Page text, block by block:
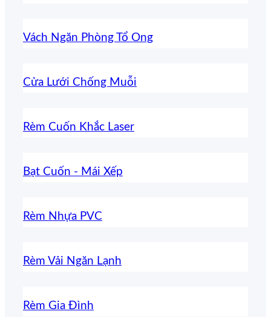
Vách Ngăn Phòng Tổ Ong
Cửa Lưới Chống Muỗi
Rèm Cuốn Khắc Laser
Bạt Cuốn - Mái Xếp
Rèm Nhựa PVC
Rèm Vải Ngăn Lạnh
Rèm Gia Đình